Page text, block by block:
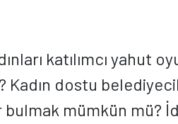
katılımcı yahut
dostu
mümkün mü?